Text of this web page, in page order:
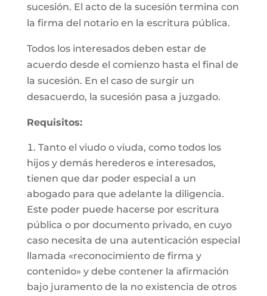
sucesión. El acto de la sucesión termina con
la firma del notario en la escritura pública.
Todos los interesados deben estar de
acuerdo desde el comienzo hasta el final de
la sucesión. En el caso de surgir un
desacuerdo, la sucesión pasa a juzgado.
Requisitos:
Tanto el viudo o viuda, como todos los
hijos y demás herederos e interesados,
tienen que dar poder especial a un
abogado para que adelante la diligencia.
Este poder puede hacerse por escritura
pública o por documento privado, en cuyo
caso necesita de una autenticación especial
llamada «reconocimiento de firma y
contenido» y debe contener la afirmación
bajo juramento de la no existencia de otros